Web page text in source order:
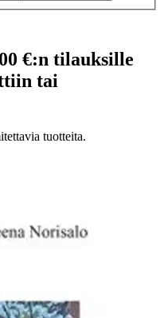
€:n tilauksille
tai
tuotteita.